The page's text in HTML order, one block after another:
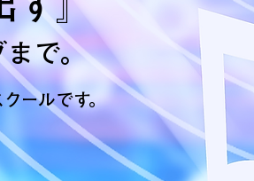
で。
ールです。